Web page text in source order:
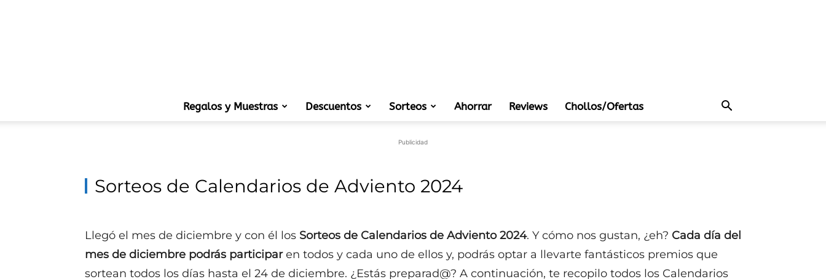
muestras
gratis
Regalos y Muestras Descuentos Sorteos Ahorrar Reviews Chollos/Ofertas
Publicidad
Sorteos de Calendarios de Adviento 2024
Llegó el mes de diciembre y con él los Sorteos de Calendarios de Adviento 2024. Y cómo nos gustan, ¿eh? Cada día del
mes de diciembre podrás participaren todos y cada uno de ellos y, podrás optar a llevarte fantásticos premios que
sortean todos los días hasta el 24 de diciembre. ¿Estás preparad@? A continuación, te recopilo todos los Calendarios